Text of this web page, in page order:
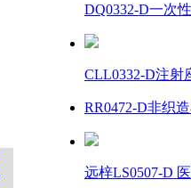
DQ0332-D一次
CLL0332-D注射
RR0472-D非织
远梓LS0507-D